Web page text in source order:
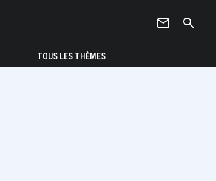
newsletter search
TOUS LES THÈMES